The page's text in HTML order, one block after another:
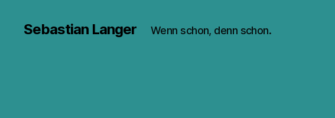
Sebastian Langer Wenn schon, denn schon.